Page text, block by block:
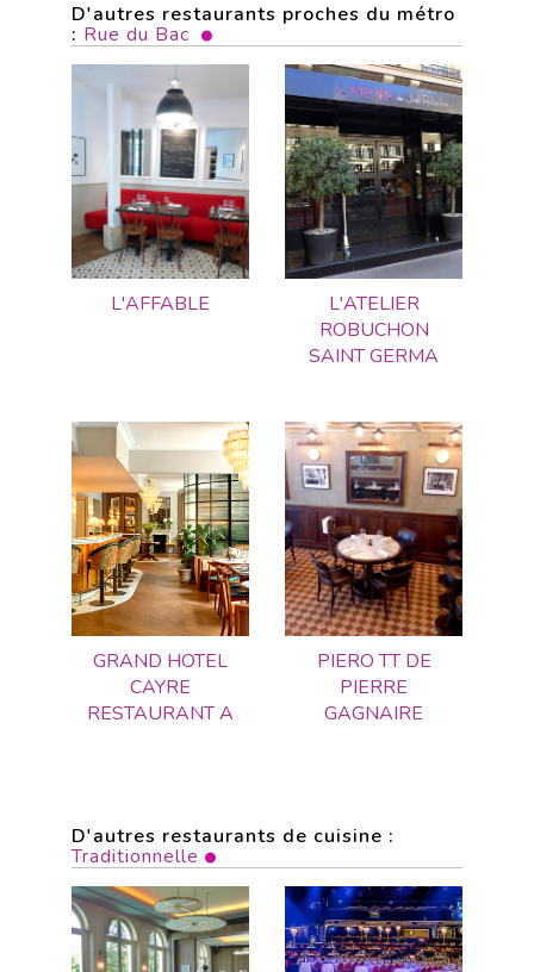
D'autres restaurants proches du métro
: Rue du Bac
L'AFFABLE
L'ATELIER
ROBUCHON
SAINT GERMA
GRAND HOTEL
CAYRE
RESTAURANT A
PIERO TT DE
PIERRE
GAGNAIRE
D'autres restaurants de cuisine :
Traditionnelle